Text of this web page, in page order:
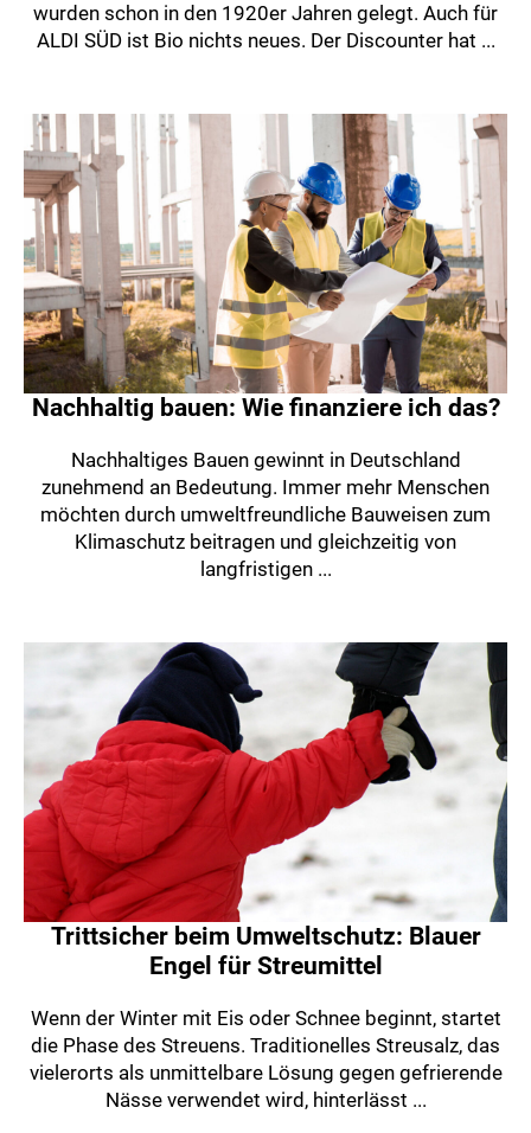
wurden schon in den 1920er Jahren gelegt. Auch für
ALDI SÜD ist Bio nichts neues. Der Discounter hat ...
Nachhaltig bauen: Wie finanziere ich das?
Nachhaltiges Bauen gewinnt in Deutschland
zunehmend an Bedeutung. Immer mehr Menschen
möchten durch umweltfreundliche Bauweisen zum
Klimaschutz beitragen und gleichzeitig von
langfristigen ...
Trittsicher beim Umweltschutz: Blauer
Engel für Streumittel
Wenn der Winter mit Eis oder Schnee beginnt, startet
die Phase des Streuens. Traditionelles Streusalz, das
vielerorts als unmittelbare Lösung gegen gefrierende
Nässe verwendet wird, hinterlässt ...